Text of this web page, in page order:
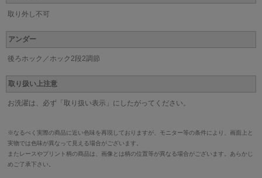
取り外し不可
アンダー
後ろホック／ホック2段2調節
取り扱い上注意
お洗濯は、必ず「取り扱い表示」にしたがってください。
※なるべく実際の商品に近い色味を再現しておりますが、モニター等の条件により、画面上と
実物では色味が異なって見える場合がございます。
またレースやプリント柄の商品は、画像とは柄の位置等が異なる場合がございます。あらかじ
めご了承下さい。